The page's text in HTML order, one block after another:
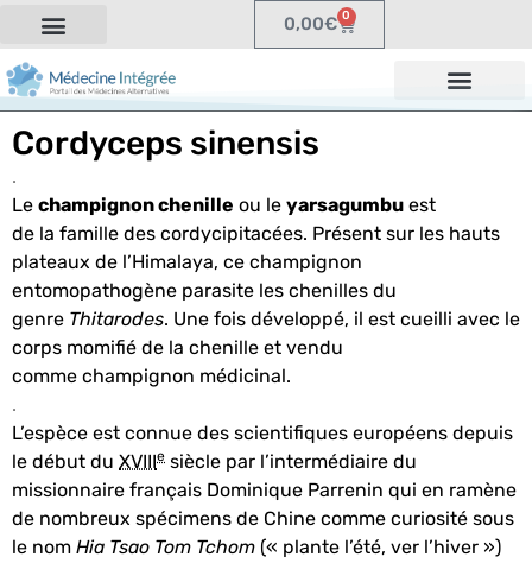
0,00€ 0
Cordyceps sinensis
.
Le champignon chenille ou le yarsagumbu est
de la famille des cordycipitacées. Présent sur les hauts
plateaux de l’Himalaya, ce champignon
entomopathogène parasite les chenilles du
genre Thitarodes. Une fois développé, il est cueilli avec le
corps momifié de la chenille et vendu
comme champignon médicinal.
.
L’espèce est connue des scientifiques européens depuis
le début du XVIIIe siècle par l’intermédiaire du
missionnaire français Dominique Parrenin qui en ramène
de nombreux spécimens de Chine comme curiosité sous
le nom Hia Tsao Tom Tchom (« plante l’été, ver l’hiver »)